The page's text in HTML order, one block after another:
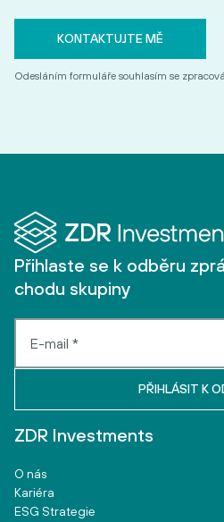
Odesláním formuláře souhlasím se
Přihlaste se k odběru
chodu skupiny
ZDR Investments
O nás
Kariéra
ESG Strategie